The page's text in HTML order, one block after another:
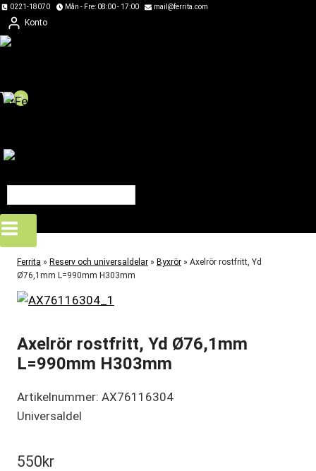
Skip
to
content
0221-18070 Mån - Fre: 08:00 - 17:00 mail@ferrita.com
Konto
0
Ferrita » Reserv och universaldelar » Byxrör » Axelrör rostfritt, Yd
Ø76,1mm L=990mm H303mm
Axelrör rostfritt, Yd Ø76,1mm
L=990mm H303mm
Artikelnummer: AX76116304
Universaldel
550kr